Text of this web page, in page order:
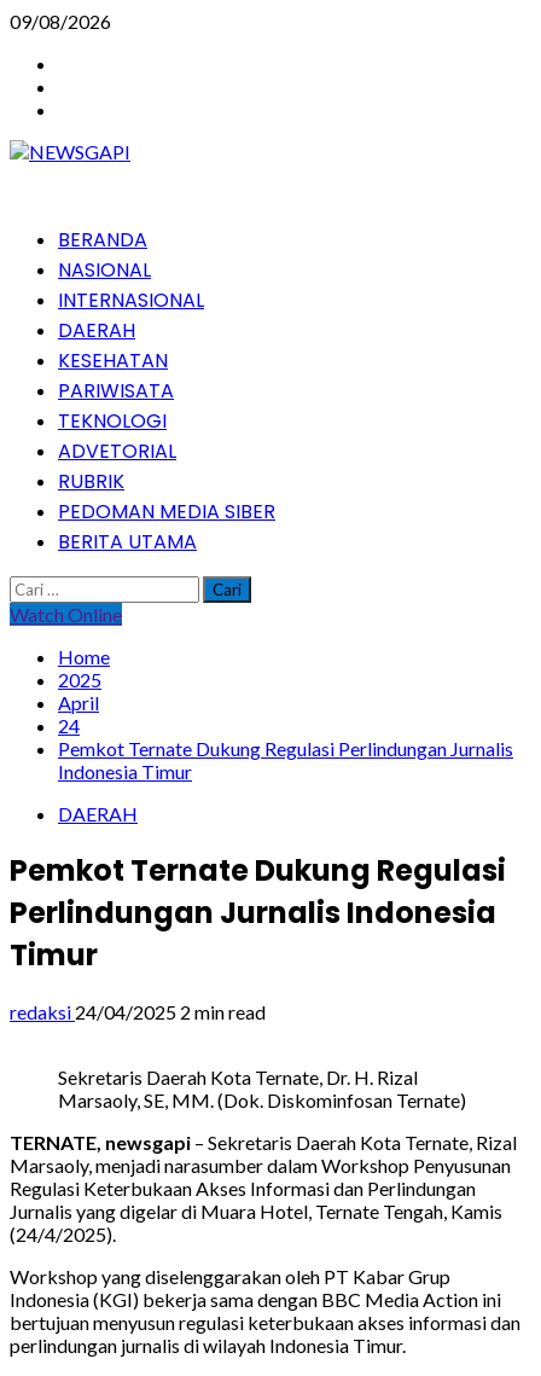
Skip
content
09/08/2026
PrimaryBERANDA
NASIONAL
INTERNASIONAL
DAERAH
KESEHATAN
PARIWISATA
TEKNOLOGI
ADVETORIAL
RUBRIK
PEDOMAN MEDIA SIBER
BERITA UTAMA
Cari
untuk:
Watch Online
Home
2025
April
24
Pemkot Ternate Dukung Regulasi Perlindungan Jurnalis
Indonesia Timur
DAERAH
Pemkot Ternate Dukung Regulasi
Perlindungan Jurnalis Indonesia
Timur
redaksi 24/04/2025 2 min read
Sekretaris Daerah Kota Ternate, Dr. H. Rizal
Marsaoly, SE, MM. (Dok. Diskominfosan Ternate)
TERNATE, newsgapi – Sekretaris Daerah Kota Ternate, Rizal
Marsaoly, menjadi narasumber dalam Workshop Penyusunan
Regulasi Keterbukaan Akses Informasi dan Perlindungan
Jurnalis yang digelar di Muara Hotel, Ternate Tengah, Kamis
(24/4/2025).
Workshop yang diselenggarakan oleh PT Kabar Grup
Indonesia (KGI) bekerja sama dengan BBC Media Action ini
bertujuan menyusun regulasi keterbukaan akses informasi dan
perlindungan jurnalis di wilayah Indonesia Timur.